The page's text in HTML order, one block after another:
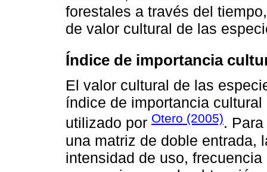
forestales a través del
de valor cultural de las
Índice de importancia
El valor cultural de las
índice de importancia
utilizado por Otero (2005).
una matriz de doble entrada,
intensidad de uso,